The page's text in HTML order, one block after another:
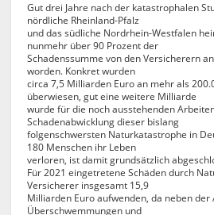
Gut drei Jahre nach der katastrophalen
nördliche Rheinland-Pfalz
und das südliche Nordrhein-Westfalen
nunmehr über 90 Prozent der
Schadenssumme von den Versicherern
worden. Konkret wurden
circa 7,5 Milliarden Euro an mehr als
überwiesen, gut eine weitere Milliarde
wurde für die noch ausstehenden
Schadenabwicklung dieser bislang
folgenschwersten Naturkatastrophe in
180 Menschen ihr Leben
verloren, ist damit grundsätzlich
Für 2021 eingetretene Schäden durch
Versicherer insgesamt 15,9
Milliarden Euro aufwenden, da neben
Überschwemmungen und